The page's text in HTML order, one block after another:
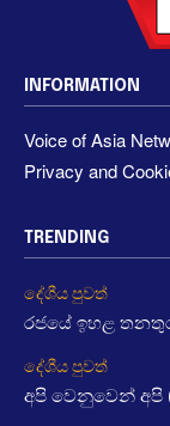
INFORMATION
Voice of Asia
Privacy and
TRENDING
දේශීය පුවත්
රජයේ ඉහළ
දේශීය පුවත්
අපි වෙනුවෙන් අපි